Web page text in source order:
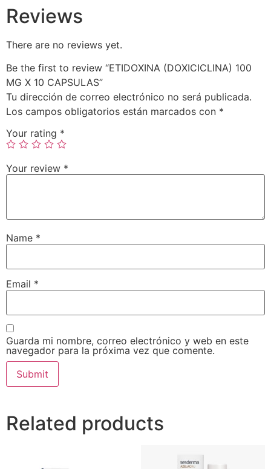
Reviews
There are no reviews yet.
Be the first to review “ETIDOXINA (DOXICICLINA) 100
MG X 10 CAPSULAS”
Tu dirección de correo electrónico no será publicada.
Los campos obligatorios están marcados con *
Your rating *
Your review *
Name *
Email *
Guarda mi nombre, correo electrónico y web en este
navegador para la próxima vez que comente.
Related products